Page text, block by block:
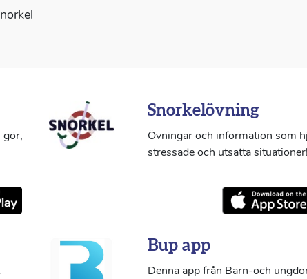
gör,
Snorkelövning
Övningar och information som
stressade och utsatta situationer!
Bup app
Denna app från Barn-och